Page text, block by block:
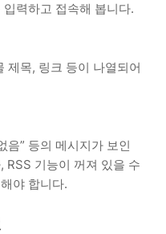
력하고 접속해 봅니다.
제목, 링크 등이 나열되어
음” 등의 메시지가 보인
RSS 기능이 꺼져 있을 수
야 합니다.